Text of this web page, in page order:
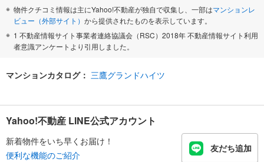
物件クチコミ情報は主にYahoo!不動産が独自で収集し、一部はマンションレ
ビュー（外部サイト） から提供されたものを表示しています。
1 不動産情報サイト事業者連絡協議会（RSC）2018年 不動産情報サイト利用
者意識アンケートより引用しました。
マンションカタログ： 三鷹グランドハイツ
Yahoo!不動産 LINE公式アカウント
新着物件をいち早くお届け！
便利な機能のご紹介
友だち追加